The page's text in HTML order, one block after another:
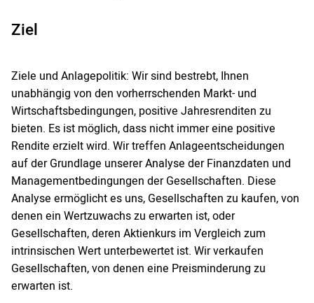
Ziel
Ziele und Anlagepolitik: Wir sind bestrebt, Ihnen
unabhängig von den vorherrschenden Markt- und
Wirtschaftsbedingungen, positive Jahresrenditen zu
bieten. Es ist möglich, dass nicht immer eine positive
Rendite erzielt wird. Wir treffen Anlageentscheidungen
auf der Grundlage unserer Analyse der Finanzdaten und
Managementbedingungen der Gesellschaften. Diese
Analyse ermöglicht es uns, Gesellschaften zu kaufen, von
denen ein Wertzuwachs zu erwarten ist, oder
Gesellschaften, deren Aktienkurs im Vergleich zum
intrinsischen Wert unterbewertet ist. Wir verkaufen
Gesellschaften, von denen eine Preisminderung zu
erwarten ist.